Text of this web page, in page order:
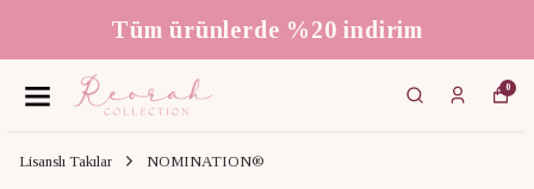
3000 ₺ üzeri ücretsiz kargo
0
Lisanslı Takılar NOMINATION®